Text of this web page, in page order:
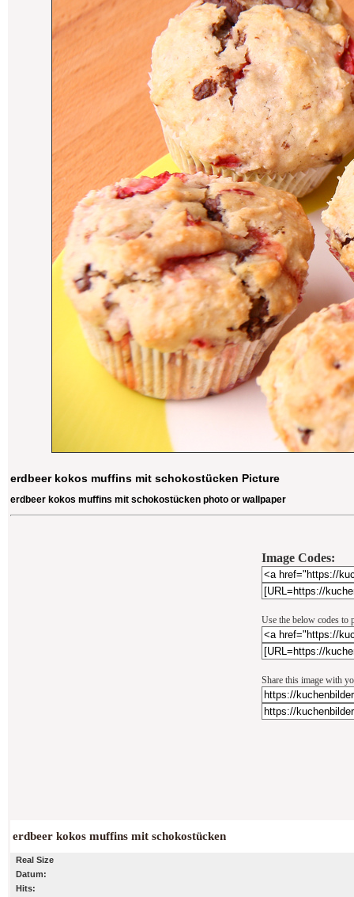
erdbeer kokos muffins mit schokostücken Picture
erdbeer kokos muffins mit schokostücken photo or wallpaper
Image Codes:
Use the below codes to
Share this image with
erdbeer kokos muffins mit schokostücken
Real Size
Datum:
Hits: